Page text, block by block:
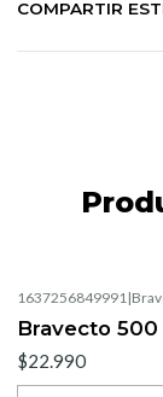
COMPARTIR
1637256849991 |
Bravecto
$22.990